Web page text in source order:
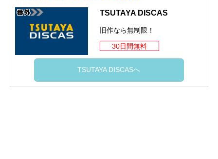
TSUTAYA DISCAS
旧作なら無制限！
30日間無料
TSUTAYA DISCASへ